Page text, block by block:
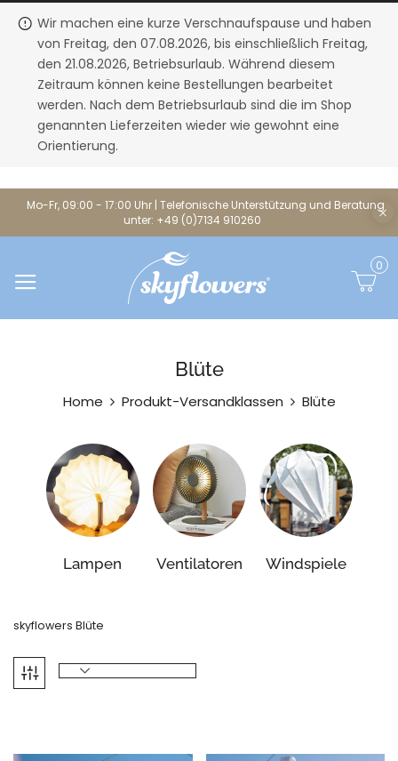
Wir machen eine kurze Verschnaufspause und haben
von Freitag, den 07.08.2026, bis einschließlich Freitag,
den 21.08.2026, Betriebsurlaub. Während diesem
Zeitraum können keine Bestellungen bearbeitet
werden. Nach dem Betriebsurlaub sind die im Shop
genannten Lieferzeiten wieder wie gewohnt eine
Orientierung.
Mo-Fr, 09:00 - 17:00 Uhr | Telefonische Unterstützung und Beratung
unter: +49 (0)7134 910260
0
Blüte
Home Produkt-Versandklassen Blüte
Lampen Ventilatoren Windspiele
skyflowers Blüte